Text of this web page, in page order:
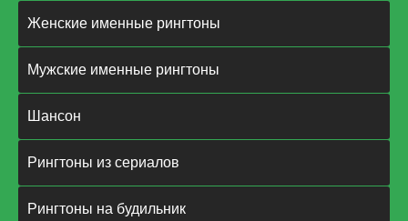
Женские именные рингтоны
Мужские именные рингтоны
Шансон
Рингтоны из сериалов
Рингтоны на будильник